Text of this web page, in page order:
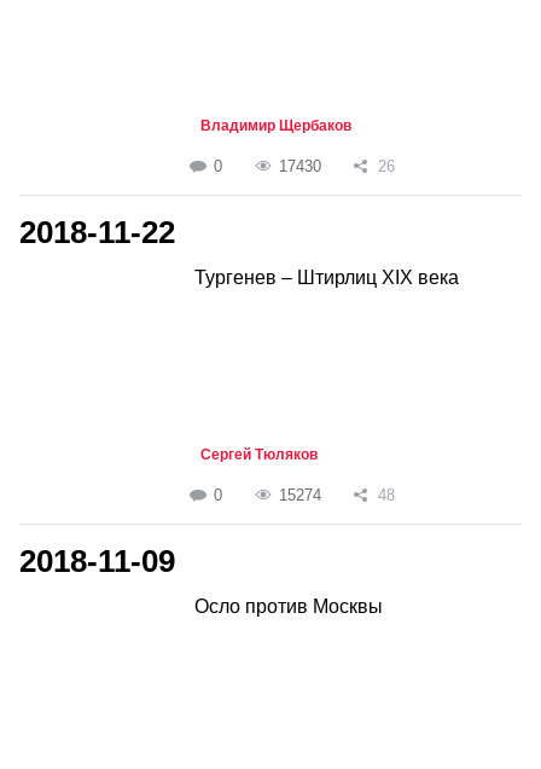
Владимир Щербаков
0 17430 26
2018-11-22
Тургенев – Штирлиц XIX века
Сергей Тюляков
0 15274 48
2018-11-09
Осло против Москвы